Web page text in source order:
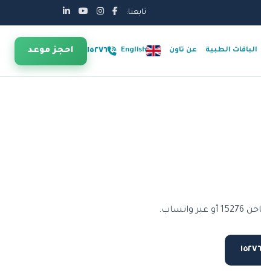
تابعنا:
الباقات الطبية عن تاون English ١٥٢٧٦ احجز موعد
١٥٢٧٦